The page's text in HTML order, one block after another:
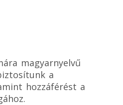
magyarnyelvű
a
hozzáférést a